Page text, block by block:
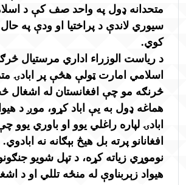
متحدانه ډول په واحد صف کې د اسلامي
سیوري لاندې د پراختیا او ودې په حال
کوي.
د ریاست الوزراء اداري مرستیال
اسلامي امارت ټولې هڅې پر ابادۍ
څرنګه مو چې افغانستان له اشغال څخه
هماغه ډول به یې اباد کړو، موږ د هیواد
ابادۍ لپاره راغلي یوو او باوري یوو چې
افغانانو پرته بل هیڅ بېګانه نه ابادوي.
نوموړي زیاته کړه، د تپل شویو جنګونو
هیواد زېربناوې له منځه تللي او د اشغال